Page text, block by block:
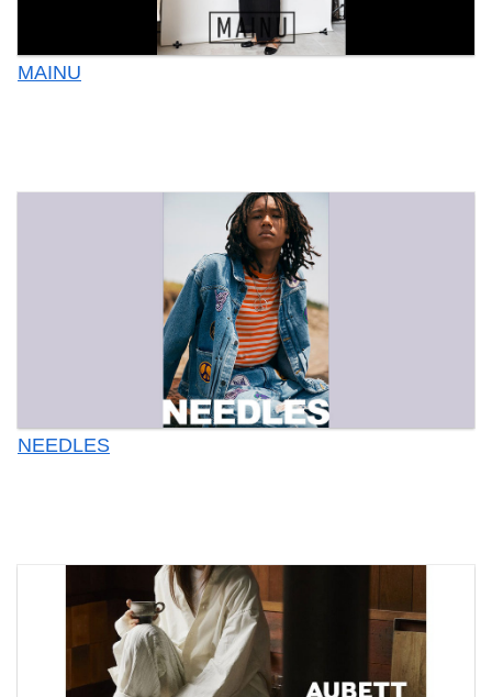
MAINU
NEEDLES